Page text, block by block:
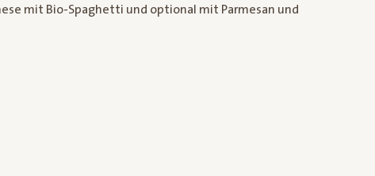
mit Bio-Spaghetti und optional mit Parmesan und